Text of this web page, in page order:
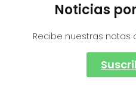
Noticias
Recibe nuestras notas